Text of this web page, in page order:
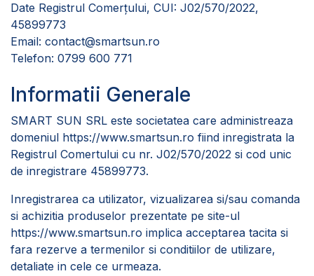
Date Registrul Comerțului, CUI: J02/570/2022,
45899773
Email: contact@smartsun.ro
Telefon: 0799 600 771
Informatii Generale
SMART SUN SRL este societatea care administreaza
domeniul https://www.smartsun.ro fiind inregistrata la
Registrul Comertului cu nr. J02/570/2022 si cod unic
de inregistrare 45899773.
Inregistrarea ca utilizator, vizualizarea si/sau comanda
si achizitia produselor prezentate pe site-ul
https://www.smartsun.ro implica acceptarea tacita si
fara rezerve a termenilor si conditiilor de utilizare,
detaliate in cele ce urmeaza.